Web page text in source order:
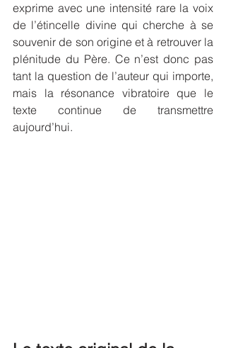
exprime avec une intensité rare la voix
de l’étincelle divine qui cherche à se
souvenir de son origine et à retrouver la
plénitude du Père. Ce n’est donc pas
tant la question de l’auteur qui importe,
mais la résonance vibratoire que le
texte continue de transmettre
aujourd’hui.